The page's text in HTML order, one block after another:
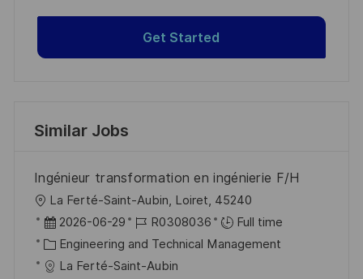
Get Started
Similar Jobs
Ingénieur transformation en ingénierie F/H
L
o
c
a
La Ferté-Saint-Aubin, Loiret, 45240
P
o
s
2026-06-29
J
o
b
R0308036
Full time
C
a
Engineering and Technical Management
La Ferté-Saint-Aubin